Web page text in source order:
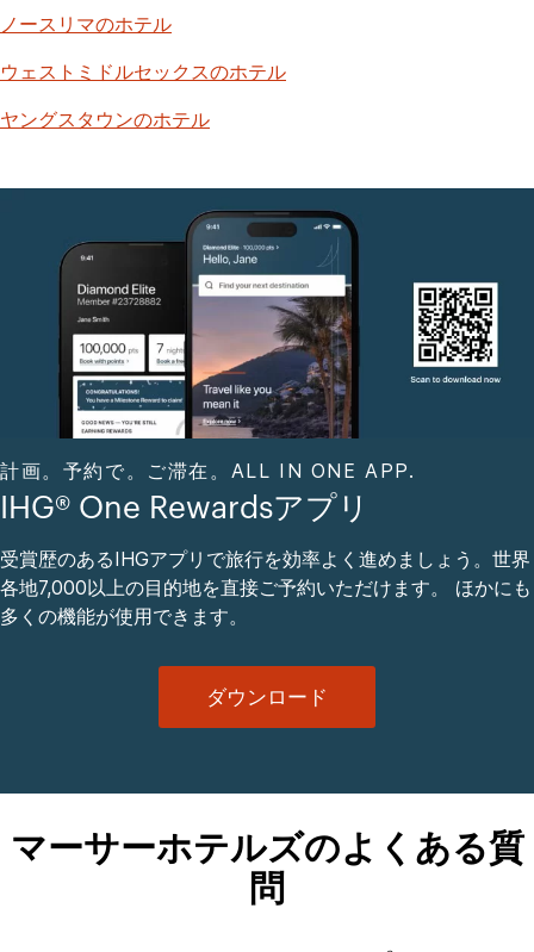
ノースリマのホテル
ウェストミドルセックスのホテル
ヤングスタウンのホテル
計画。予約で。ご滞在。ALL IN ONE APP.
IHG® One Rewardsアプリ
受賞歴のあるIHGアプリで旅行を効率よく進めましょう。世界
各地7,000以上の目的地を直接ご予約いただけます。 ほかにも
多くの機能が使用できます。
ダウンロード
マーサーホテルズのよくある質
問